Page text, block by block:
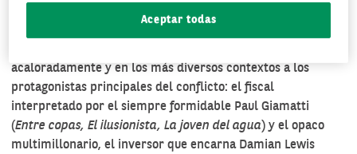
puede pasar, porque el poder del dinero es (o pretende ser)
acaloradamente y en los más diversos contextos a los
protagonistas principales del conflicto: el fiscal
interpretado por el siempre formidable Paul Giamatti
(Entre copas, El ilusionista, La joven del agua) y el opaco
multimillonario, el inversor que encarna Damian Lewis
Aceptar todas